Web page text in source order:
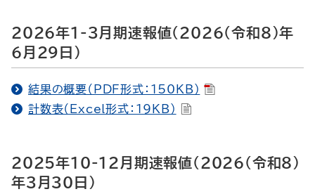
2026年1-3月期速報値（2026（令和8）年
6月29日）
結果の概要（PDF形式：150KB）
計数表（Excel形式：19KB）
2025年10-12月期速報値（2026（令和8）
年3月30日）